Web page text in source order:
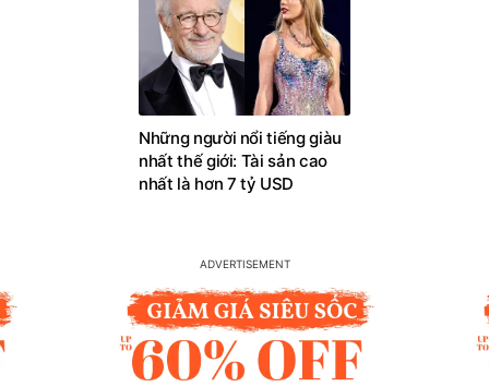
Những người nổi tiếng giàu
nhất thế giới: Tài sản cao
nhất là hơn 7 tỷ USD